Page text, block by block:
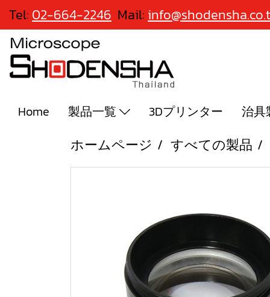
Tel: 02-664-2246 Mail:
Home 製品一覧 3Dプリンター 治具
ホームページ すべての製品